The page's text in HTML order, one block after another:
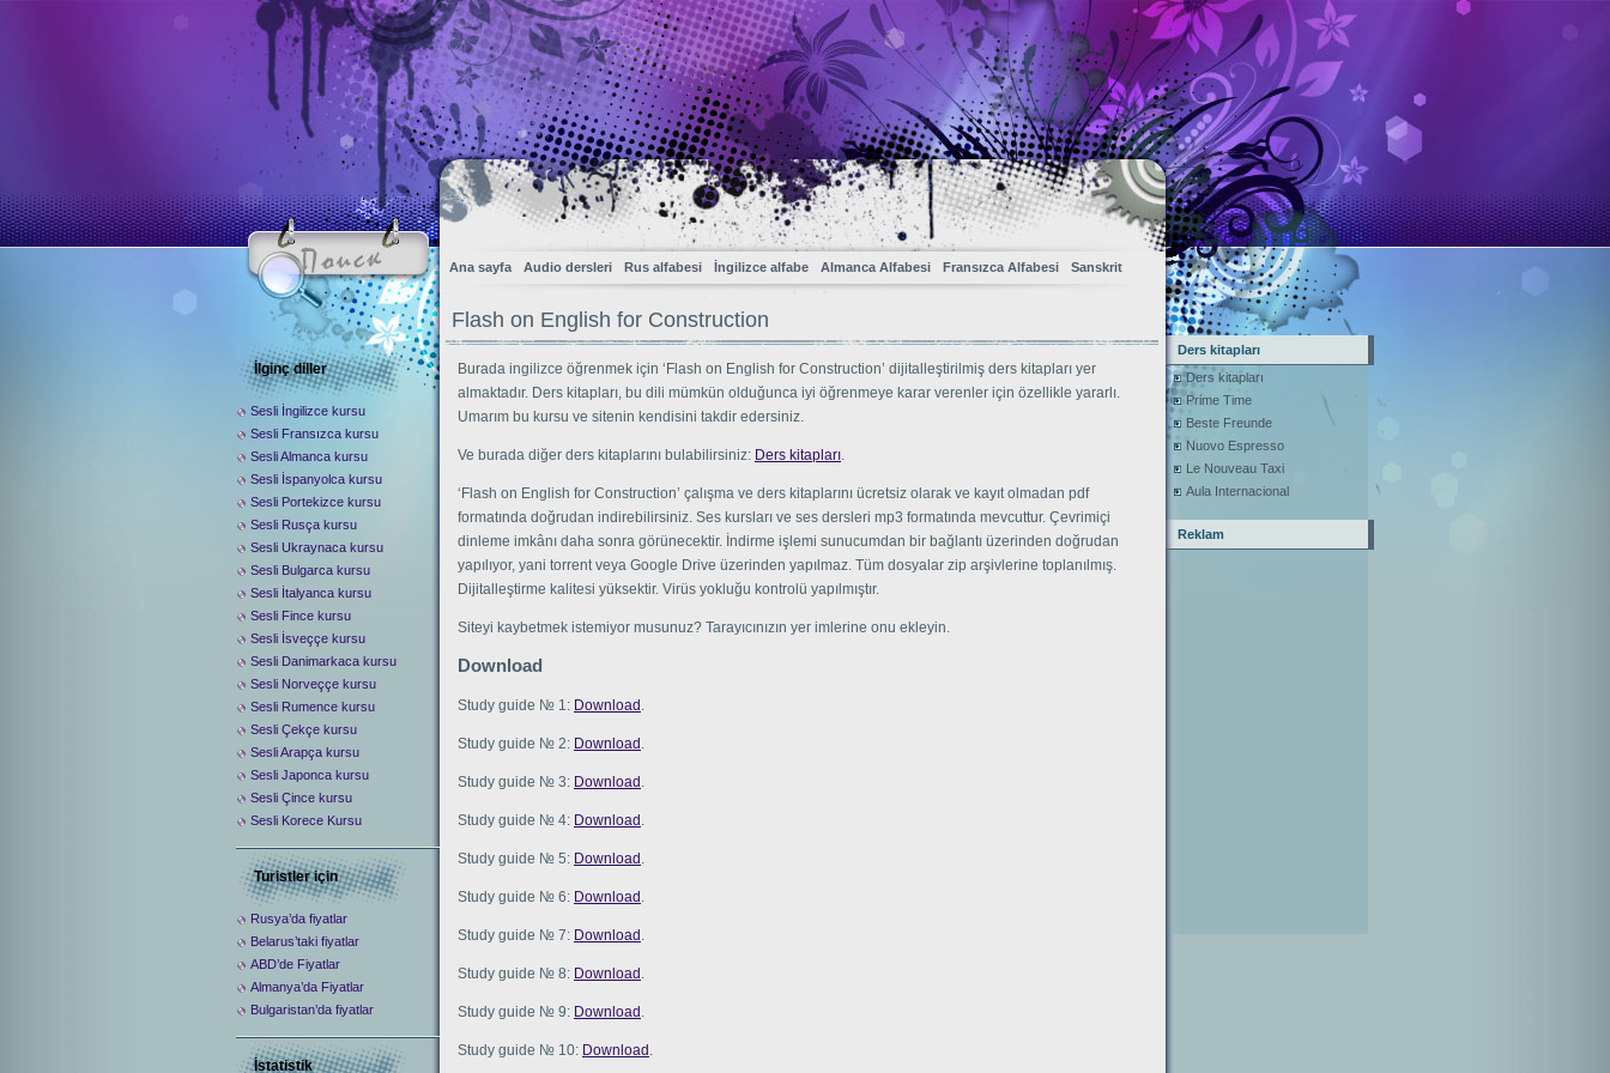
Ana sayfa Audio dersleri Rus alfabesi İngilizce alfabe Almanca Alfabesi Fransızca Alfabesi Sanskrit
Flash on English for Construction
Burada ingilizce öğrenmek için ‘Flash on English for Construction’ dijitalleştirilmiş ders kitapları yer
almaktadır. Ders kitapları, bu dili mümkün olduğunca iyi öğrenmeye karar verenler için özellikle yararlı.
Umarım bu kursu ve sitenin kendisini takdir edersiniz.
Ve burada diğer ders kitaplarını bulabilirsiniz: Ders kitapları.
‘Flash on English for Construction’ çalışma ve ders kitaplarını ücretsiz olarak ve kayıt olmadan pdf
formatında doğrudan indirebilirsiniz. Ses kursları ve ses dersleri mp3 formatında mevcuttur. Çevrimiçi
dinleme imkânı daha sonra görünecektir. İndirme işlemi sunucumdan bir bağlantı üzerinden doğrudan
yapılıyor, yani torrent veya Google Drive üzerinden yapılmaz. Tüm dosyalar zip arşivlerine toplanılmış.
Dijitalleştirme kalitesi yüksektir. Virüs yokluğu kontrolü yapılmıştır.
Siteyi kaybetmek istemiyor musunuz? Tarayıcınızın yer imlerine onu ekleyin.
Download
Study guide № 1: Download.
Study guide № 2: Download.
Study guide № 3: Download.
Study guide № 4: Download.
Study guide № 5: Download.
Study guide № 6: Download.
Study guide № 7: Download.
Study guide № 8: Download.
Study guide № 9: Download.
Study guide № 10: Download.
İlginç diller
Sesli İngilizce kursu
Sesli Fransızca kursu
Sesli Almanca kursu
Sesli İspanyolca kursu
Sesli Portekizce kursu
Sesli Rusça kursu
Sesli Ukraynaca kursu
Sesli Bulgarca kursu
Sesli İtalyanca kursu
Sesli Fince kursu
Sesli İsveççe kursu
Sesli Danimarkaca kursu
Sesli Norveççe kursu
Sesli Rumence kursu
Sesli Çekçe kursu
Sesli Arapça kursu
Sesli Japonca kursu
Sesli Çince kursu
Sesli Korece Kursu
Turistler için
Rusya’da fiyatlar
Belarus’taki fiyatlar
ABD’de Fiyatlar
Almanya’da Fiyatlar
Bulgaristan’da fiyatlar
İstatistik
Ders kitapları
Ders kitapları
Prime Time
Beste Freunde
Nuovo Espresso
Le Nouveau Taxi
Aula Internacional
Reklam